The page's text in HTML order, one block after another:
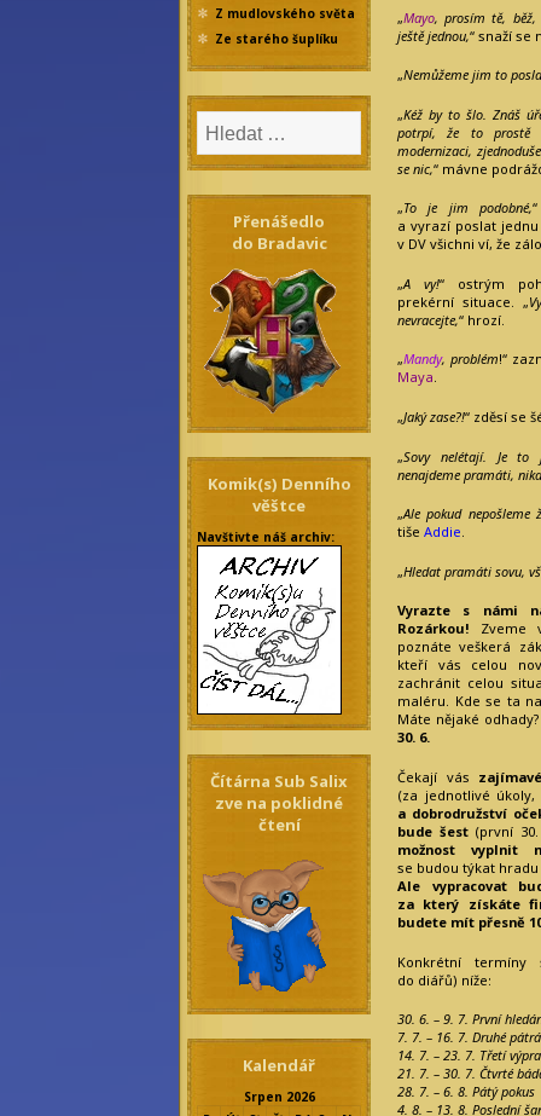
Z mudlovského světa
Ze starého šuplíku
Přenášedlo
do Bradavic
Komik(s) Denního
věštce
Navštivte náš archiv:
Čítárna Sub Salix
zve na poklidné
čtení
Kalendář
Srpen 2026
„Mayo, prosím tě, běž,
ještě jednou,“ snaží se
„Nemůžeme jim to
„Kéž by to šlo. Znáš
potrpí, že to prostě
modernizaci,
se nic,“ mávne
„To je jim podobné,
a vyrazí poslat
v DV všichni ví, že
„A vy!“ ostrým
prekérní situace. „
nevracejte,“ hrozí.
„Mandy, problém!“
Maya.
„Jaký zase?!“ zděsí se
„Sovy nelétají. Je to
nenajdeme pramáti,
„Ale pokud
tiše Addie.
„Hledat pramáti sovu,
Vyrazte s námi
Rozárkou! Zveme
poznáte veškerá
kteří vás celou
zachránit celou
maléru. Kde se ta
Máte nějaké
30. 6.
Čekají vás
(za jednotlivé
a dobrodružství
bude šest(první
možnost vyplnit
se budou týkat
Ale vypracovat
za který získáte
budete mít přesně
Konkrétní
do diářů) níže:
30. 6. – 9. 7. První
7. 7. – 16. 7. Druhé
14. 7. – 23. 7. Třetí
21. 7. – 30. 7. Čtvrté
28. 7. – 6. 8. Pátý pokus
4. 8. – 13. 8. Poslední